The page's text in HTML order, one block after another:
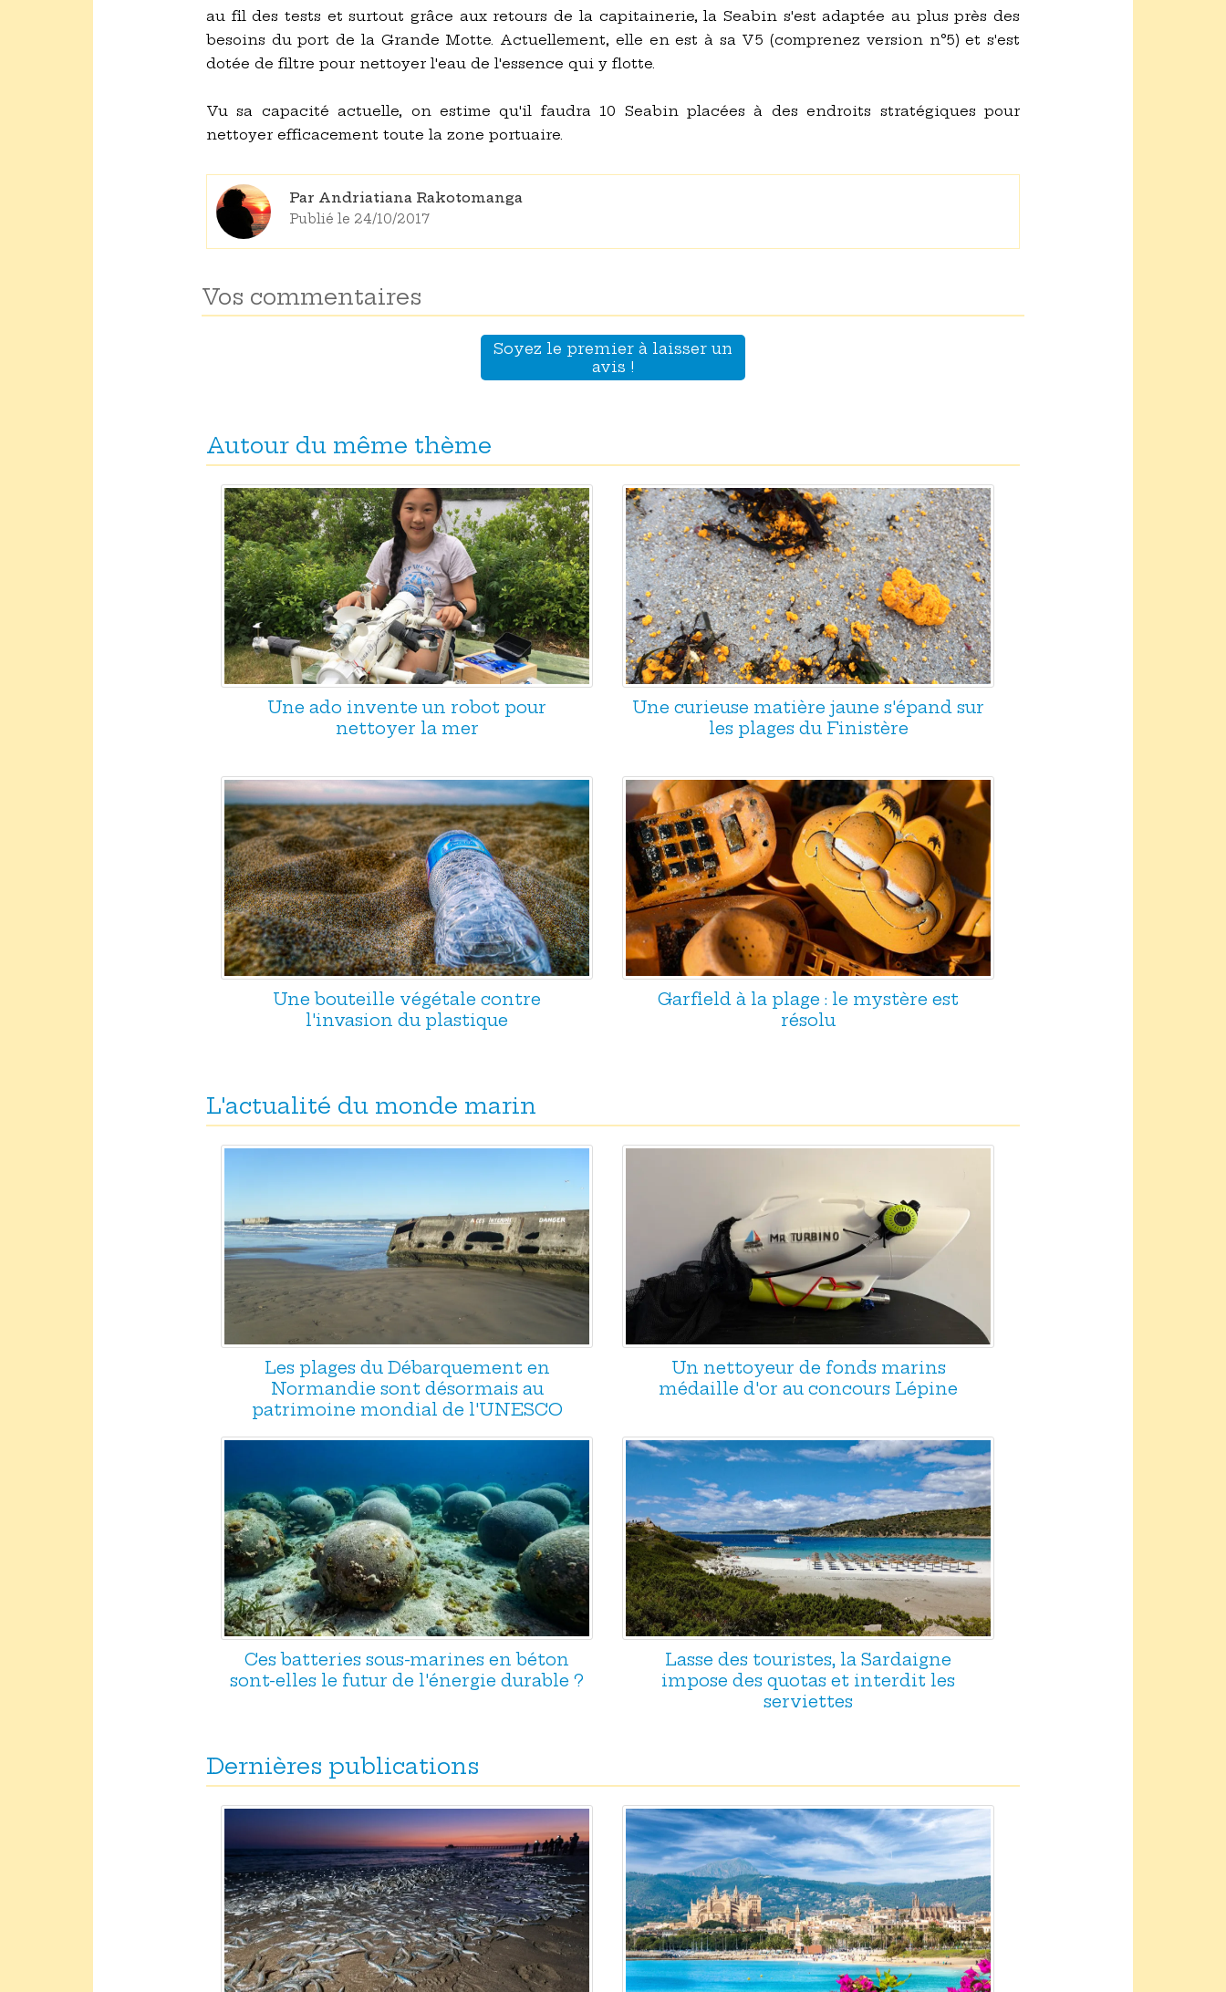
au fil des tests et surtout grâce aux retours de la capitainerie, la Seabin s'est adaptée au plus près des
besoins du port de la Grande Motte. Actuellement, elle en est à sa V5 (comprenez version n°5) et s'est
dotée de filtre pour nettoyer l'eau de l'essence qui y flotte.
Vu sa capacité actuelle, on estime qu'il faudra 10 Seabin placées à des endroits stratégiques pour
nettoyer efficacement toute la zone portuaire.
Par Andriatiana Rakotomanga
Publié le 24/10/2017
Vos commentaires
Soyez le premier à laisser un
avis !
Autour du même thème
Une ado invente un robot pour
nettoyer la mer
Une curieuse matière jaune s'épand sur
les plages du Finistère
Une bouteille végétale contre
l'invasion du plastique
Garfield à la plage : le mystère est
résolu
L'actualité du monde marin
Les plages du Débarquement en
Normandie sont désormais au
patrimoine mondial de l'UNESCO
Un nettoyeur de fonds marins
médaille d'or au concours Lépine
Ces batteries sous-marines en béton
sont-elles le futur de l'énergie durable ?
Lasse des touristes, la Sardaigne
impose des quotas et interdit les
serviettes
Dernières publications